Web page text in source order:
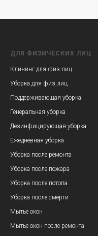
ДЛЯ ФИЗИЧЕСКИХ ЛИЦ
Клининг для физ.лиц
Уборка для физ.лиц
Поддерживающая уборка
Генеральная уборка
Дезинфицирующая уборка
Ежедневная уборка
Уборка после ремонта
Уборка после пожара
Уборка после потопа
Уборка после смерти
Мытье окон
Мытье окон после ремонта